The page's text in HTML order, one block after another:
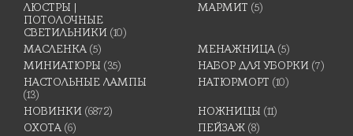
ЛЮСТРЫ |
ПОТОЛОЧНЫЕ
СВЕТИЛЬНИКИ (10)
МАРМИТ (5)
МАСЛЕНКА (5) МЕНАЖНИЦА (5)
МИНИАТЮРЫ (35) НАБОР ДЛЯ УБОРКИ (7)
НАСТОЛЬНЫЕ ЛАМПЫ
(13)
НАТЮРМОРТ (10)
НОВИНКИ (6872) НОЖНИЦЫ (11)
ОХОТА (6) ПЕЙЗАЖ (8)